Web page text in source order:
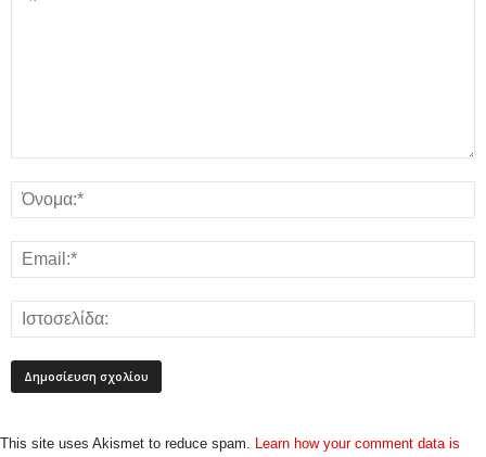
This site uses Akismet to reduce spam. Learn how your comment data is